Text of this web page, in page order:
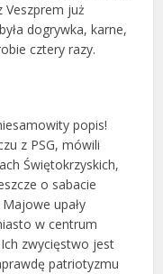
Veszprem już
dogrywka, karne,
cztery razy.
popis!
z PSG, mówili
Świętokrzyskich,
o sabacie
upały
w centrum
Ich zwycięstwo jest
patriotyzmu